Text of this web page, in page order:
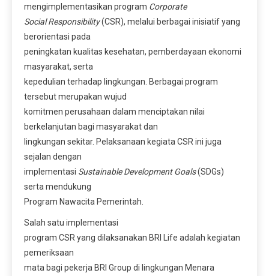
mengimplementasikan program Corporate
Social Responsibility(CSR), melalui berbagai inisiatif yang
berorientasi pada
peningkatan kualitas kesehatan, pemberdayaan ekonomi
masyarakat, serta
kepedulian terhadap lingkungan. Berbagai program
tersebut merupakan wujud
komitmen perusahaan dalam menciptakan nilai
berkelanjutan bagi masyarakat dan
lingkungan sekitar. Pelaksanaan kegiata CSR ini juga
sejalan dengan
implementasi Sustainable Development Goals(SDGs)
serta mendukung
Program Nawacita Pemerintah.
Salah satu implementasi
program CSR yang dilaksanakan BRI Life adalah kegiatan
pemeriksaan
mata bagi pekerja BRI Group di lingkungan Menara